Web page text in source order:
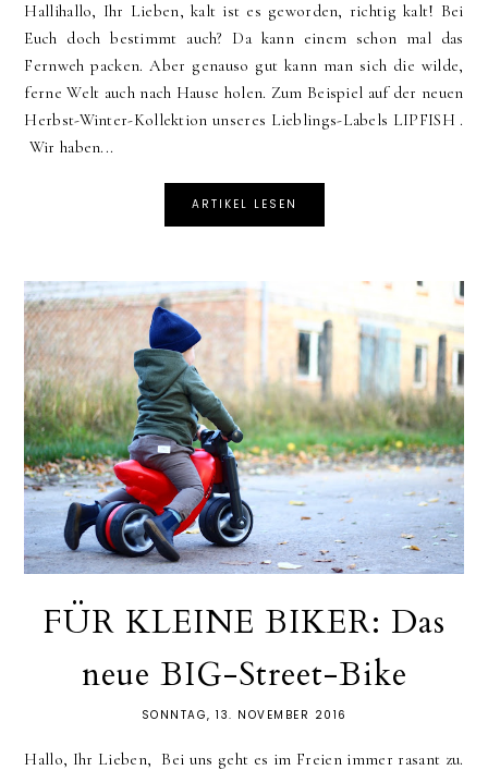
Hallihallo, Ihr Lieben, kalt ist es geworden, richtig kalt! Bei
Euch doch bestimmt auch? Da kann einem schon mal das
Fernweh packen. Aber genauso gut kann man sich die wilde,
ferne Welt auch nach Hause holen. Zum Beispiel auf der neuen
Herbst-Winter-Kollektion unseres Lieblings-Labels LIPFISH .
Wir haben...
ARTIKEL LESEN
FÜR KLEINE BIKER: Das
neue BIG-Street-Bike
SONNTAG, 13. NOVEMBER 2016
Hallo, Ihr Lieben, Bei uns geht es im Freien immer rasant zu.